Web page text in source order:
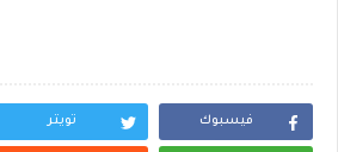
فيسبوك تويتر